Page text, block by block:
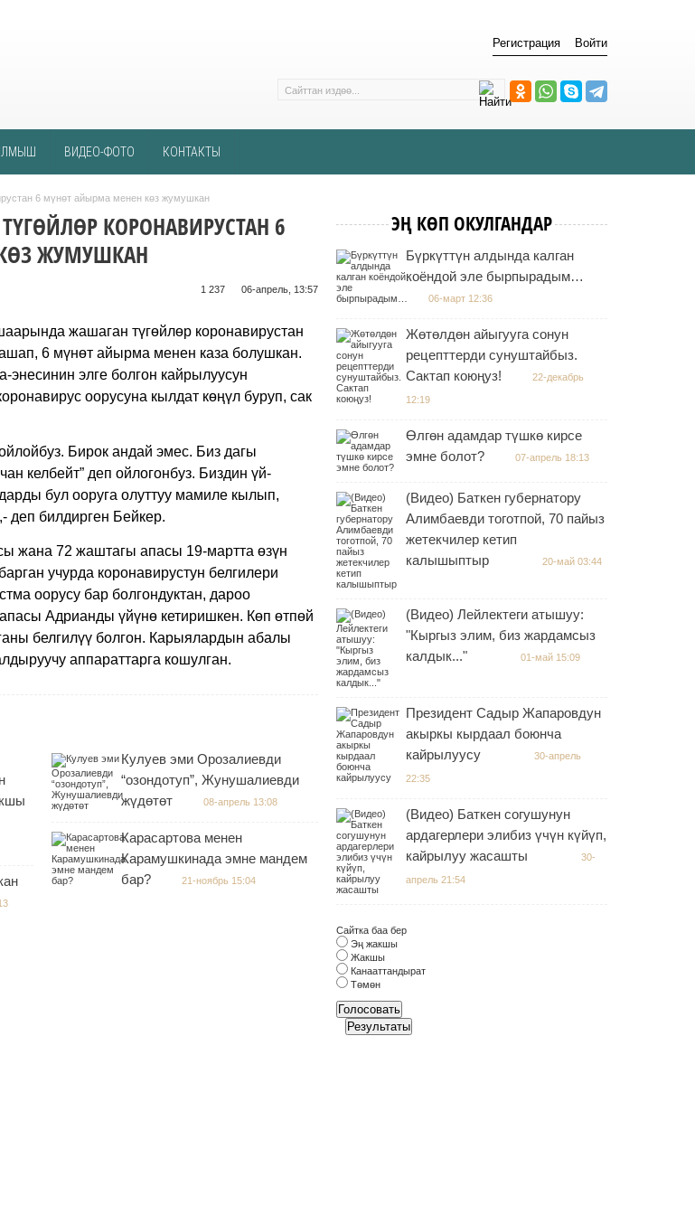
Регистрация Войти
ВИДЕО-ФОТО КОНТАКТЫ
6 мүнөт айырма менен көз жумушкан
КОРОНАВИРУСТАН 6
ЖУМУШКАН
06-апрель, 13:57
1 237 ᠌ ᠌ ᠌ ᠌᠌ ᠌ ᠌᠌
жашаган түгөйлөр коронавирустан
6 мүнөт айырма менен каза болушкан.
элге болгон кайрылуусун
оорусуна кылдат көңүл буруп, сак
Бирок андай эмес. Биз дагы
келбейт” деп ойлогонбуз. Биздин үй-
бул ооруга олуттуу мамиле кылып,
- деп билдирген Бейкер.
жана 72 жаштагы апасы 19-мартта өзүн
учурда коронавирустун белгилери
оорусу бар болгондуктан, дароо
Адрианды үйүнө кетиришкен. Көп өтпөй
белгилүү болгон. Карыялардын абалы
аппараттарга кошулган.
Кулуев эми Орозалиевди
“озондотуп”, Жунушалиевди
жүдөтөт
08-апрель 13:08
Карасартова менен
Карамушкинада эмне мандем
бар?
21-ноябрь 15:04
ЭҢ КӨП ОКУЛГАНДАР
Бүркүттүн алдында калган
коёндой эле бырпырадым…
06-март 12:36
Жөтөлдөн айыгууга сонун
рецепттерди сунуштайбыз.
Сактап коюңуз!
22-декабрь
12:19
Өлгөн адамдар түшкө кирсе
эмне болот?
07-апрель 18:13
(Видео) Баткен губернатору
Алимбаевди тоготпой, 70 пайыз
жетекчилер кетип
калышыптыр
20-май 03:44
(Видео) Лейлектеги атышуу:
"Кыргыз элим, биз жардамсыз
калдык..."
01-май 15:09
Президент Садыр Жапаровдун
акыркы кырдаал боюнча
кайрылуусу
30-апрель
22:35
(Видео) Баткен согушунун
ардагерлери элибиз үчүн күйүп,
кайрылуу жасашты
30-
апрель 21:54
Сайтка баа бер
Эң жакшы
Жакшы
Канааттандырат
Төмөн
Голосовать
Результаты